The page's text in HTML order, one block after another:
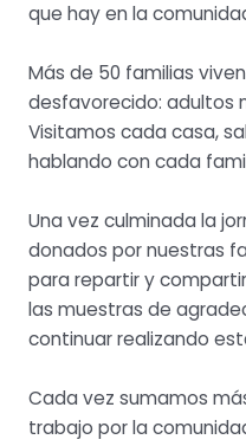
que hay en la
Más de 50 familias
desfavorecido: adultos
Visitamos cada casa,
hablando con cada
Una vez culminada la
donados por nuestras
para repartir y
las muestras de
continuar realizando
Cada vez sumamos
trabajo por la